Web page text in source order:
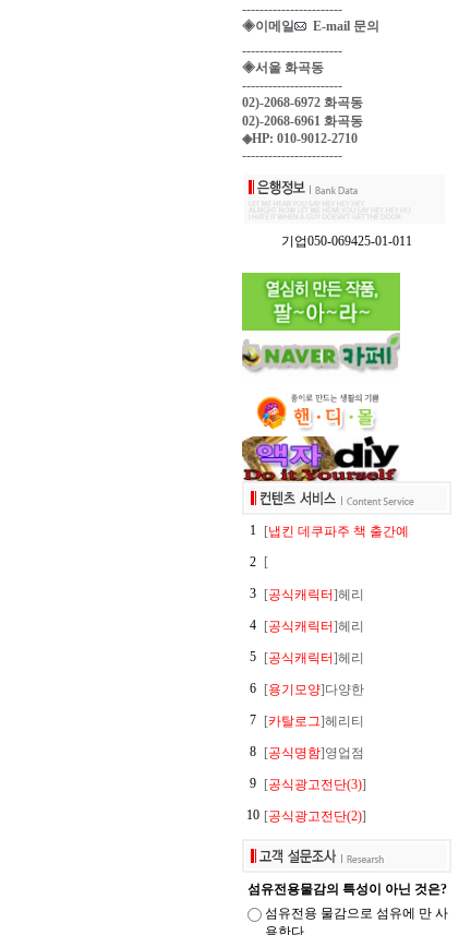
-----------------------
◈이메일
E-mail 문의
-----------------------
◈서울 화곡동
-----------------------
02)-2068-6972 화곡동
02)-2068-6961 화곡동
◈HP: 010-9012-2710
-----------------------
기업050-069425-01-011
1 [냅킨 데쿠파주 책 출간예
2
[
3 [공식캐릭터]헤리
4
[공식캐릭터]헤리
5
[공식캐릭터]헤리
6
[용기모양]다양한
7
[카탈로그]헤리티
8
[공식명함]영업점
9
[공식광고전단(3)]
10 [공식광고전단(2)]
섬유전용물감의 특성이 아닌 것은?
섬유전용 물감으로 섬유에 만 사
용한다.